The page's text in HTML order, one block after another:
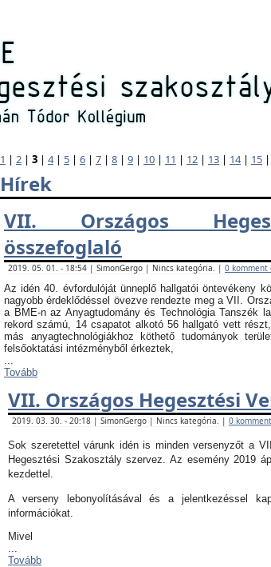
1 | 2 | 3 | 4| 5 | 6 | 7 | 8 | 9 | 10 | 11 | 12 | 13 | 14| 15 |
Hírek
VII. Országos
összefoglaló
2019. 05. 01. - 18:54 | SimonGergo | Nincs kategória. | 0 komment
Az idén 40. évfordulóját ünneplő hallgatói öntevékeny
nagyobb érdeklődéssel övezve rendezte meg a VII.
a BME-n az Anyagtudomány és Technológia Tanszék
rekord számú, 14 csapatot alkotó 56 hallgató vett
más anyagtechnológiákhoz köthető tudományok
felsőoktatási intézményből érkeztek,
...
Tovább
VII. Országos Hegesztési
2019. 03. 30. - 20:18 | SimonGergo | Nincs kategória. | 0
Sok szeretettel várunk idén is minden versenyzőt a
Hegesztési Szakosztály szervez. Az esemény 2019
kezdettel.
A verseny lebonyolításával és a jelentkezéssel
információkat.
Mivel
...
Tovább